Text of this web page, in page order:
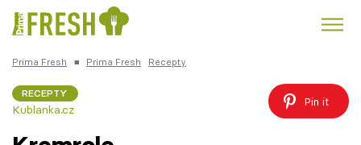
Česká kuchyně
Prima Fresh ■ Prima Fresh Recepty
RECEPTY
Kublanka.cz
Pin it